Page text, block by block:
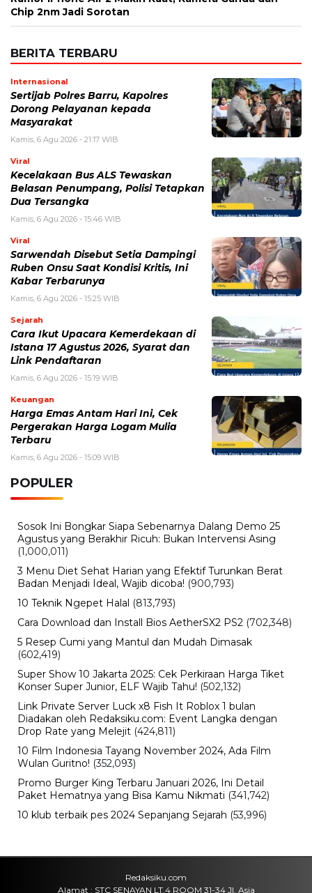
Simpan nama, email, dan situs web saya pada peramban ini
untuk komentar saya berikutnya.
Kamis, 6 Agustus 2026 - 15:46 WIB
Kecelakaan Bus ALS Tewaskan Belasan Penumpang,
Polisi Tetapkan Dua Tersangka
Sarwendah Disebut Setia Dampingi Ruben Onsu Saat
Kondisi Kritis, Ini Kabar Terbarunya
Tarif untuk Semua Golongan
Kamis, 6 Agustus 2026 - 13:29 WIB
Beasiswa Bakti BCA 2027 Resmi Dibuka, Cek Syarat,
Manfaat, dan Jadwal Pendaftarannya
Rabu, 5 Agustus 2026 - 09:29 WIB
Rumor iPhone Air 2 Makin Kuat, Kamera Ganda dan
BERITA TERBARU
Internasional
Dorong Pelayanan kepada
Masyarakat
Kamis, 6 Agu 2026 - 21:17 WIB
Viral
Kecelakaan Bus ALS Tewaskan
Belasan Penumpang, Polisi Tetapkan
Dua Tersangka
Kamis, 6 Agu 2026 - 15:46 WIB
Sarwendah Disebut Setia Dampingi
Ruben Onsu Saat Kondisi Kritis, Ini
Kabar Terbarunya
Kamis, 6 Agu 2026 - 15:25 WIB
Sejarah
Link Pendaftaran